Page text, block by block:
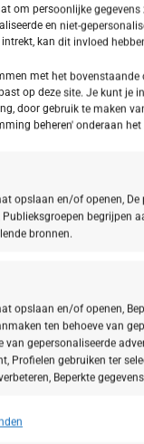
om persoonlijke
en niet-
kan dit invloed
met het
op deze site. Je kunt je
door gebruik te maken
beheren' onderaan het
opslaan en/of openen,
begrijpen
bronnen.
opslaan en/of openen,
ten behoeve van
van gepersonaliseerde
Profielen gebruiken ter
Beperkte
laten je
een
door je huideigen
en
Moisturizing
huidveroudering
minerale blaadjes
van autofagie.
met een marien